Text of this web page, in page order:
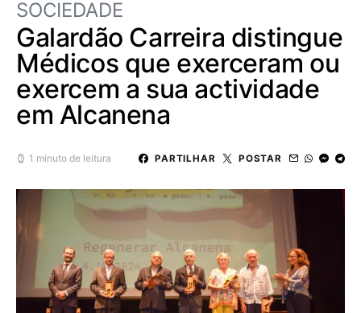
SOCIEDADE
Galardão Carreira distingue
Médicos que exerceram ou
exercem a sua actividade
em Alcanena
1 minuto de leitura PARTILHAR POSTAR